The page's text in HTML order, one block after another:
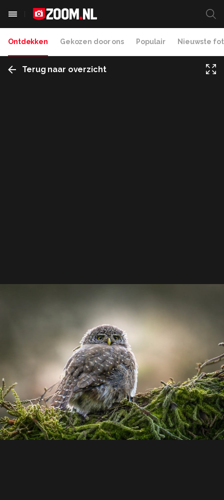
Ontdekken Gekozen door ons Populair Nieuwste
Terug naar overzicht